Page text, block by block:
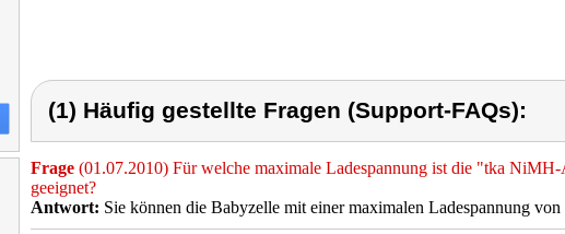
(1) Häufig gestellte Fragen (Support-FAQs):
Frage (01.07.2010) Für welche maximale Ladespannung ist die "tka
geeignet?
Antwort: Sie können die Babyzelle mit einer maximalen Ladespannung